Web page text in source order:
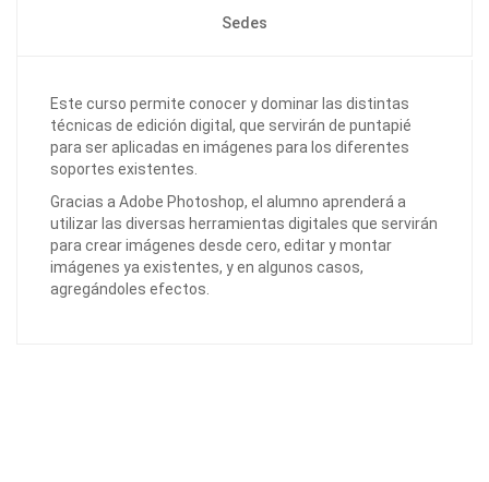
Sedes
Este curso permite conocer y dominar las distintas
técnicas de edición digital, que servirán de puntapié
para ser aplicadas en imágenes para los diferentes
soportes existentes.
Gracias a Adobe Photoshop, el alumno aprenderá a
utilizar las diversas herramientas digitales que servirán
para crear imágenes desde cero, editar y montar
imágenes ya existentes, y en algunos casos,
agregándoles efectos.